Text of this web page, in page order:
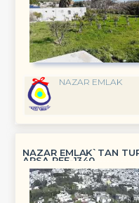
NAZAR EMLAK
NAZAR EMLAK`TAN
ARSA REF-1340